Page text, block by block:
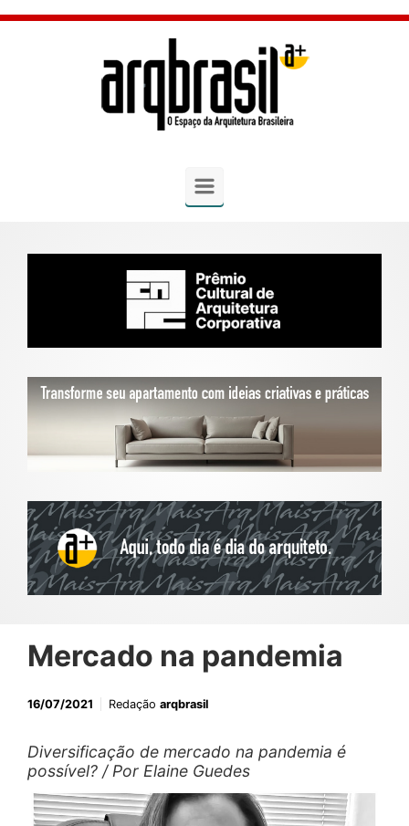
Skip to main content
Mercado na pandemia
16/07/2021 Redação arqbrasil
Diversificação de mercado na pandemia é
possível? / Por Elaine Guedes